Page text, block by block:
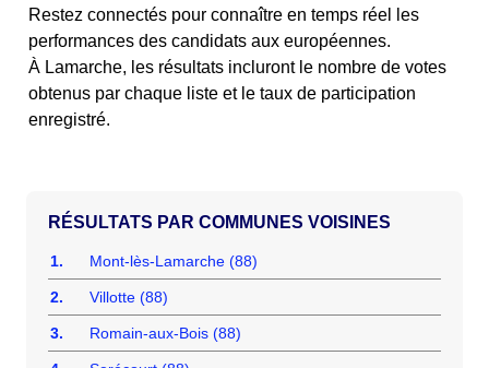
Restez connectés pour connaître en temps réel les
performances des candidats aux européennes.
À Lamarche, les résultats incluront le nombre de votes
obtenus par chaque liste et le taux de participation
enregistré.
COMMUNES VOISINES
1. Mont-lès-Lamarche (88)
2. Villotte (88)
3. Romain-aux-Bois (88)